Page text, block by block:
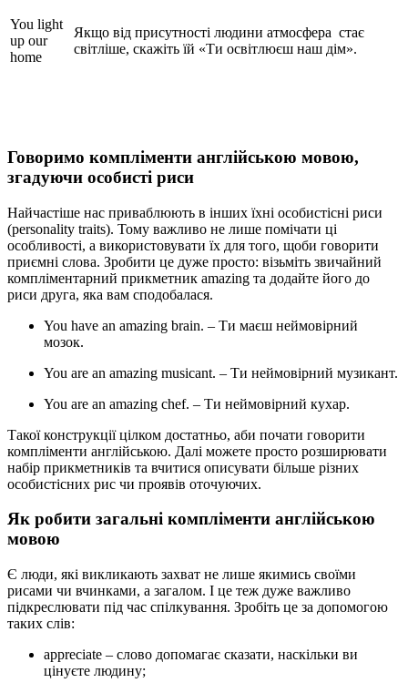
You light
up our
home
Якщо від присутності людини атмосфера стає
світліше, скажіть їй «Ти освітлюєш наш дім».
Говоримо компліменти англійською мовою,
згадуючи особисті риси
Найчастіше нас приваблюють в інших їхні особистісні риси
(personality traits). Тому важливо не лише помічати ці
особливості, а використовувати їх для того, щоби говорити
приємні слова. Зробити це дуже просто: візьміть звичайний
компліментарний прикметник amazing та додайте його до
риси друга, яка вам сподобалася.
You have an amazing brain. – Ти маєш неймовірний
мозок.
You are an amazing musicant. – Ти неймовірний музикант.
You are an amazing chef. – Ти неймовірний кухар.
Такої конструкції цілком достатньо, аби почати говорити
компліменти англійською. Далі можете просто розширювати
набір прикметників та вчитися описувати більше різних
особистісних рис чи проявів оточуючих.
Як робити загальні компліменти англійською
мовою
Є люди, які викликають захват не лише якимись своїми
рисами чи вчинками, а загалом. І це теж дуже важливо
підкреслювати під час спілкування. Зробіть це за допомогою
таких слів:
appreciate – слово допомагає сказати, наскільки ви
цінуєте людину;